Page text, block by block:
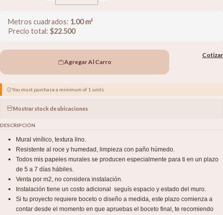
Metros cuadrados: 1.00m²
Precio total: $22.500
Agregar Al Carro
Cotizar
You must purchase a minimum of 1 units
Mostrar stock de ubicaciones
DESCRIPCIÓN
Mural vinílico, textura lino.
Resistente al roce y humedad, limpieza con paño húmedo.
Todos mis papeles murales se producen especialmente para ti en un plazo
de 5 a 7 días hábiles.
Venta por m2, no considera instalación.
Instalación tiene un costo adicional seguís espacio y estado del muro.
Si tu proyecto requiere boceto o diseño a medida, este plazo comienza a
contar desde el momento en que apruebas el boceto final, te recomiendo